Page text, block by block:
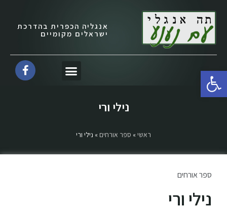
פתח סרגל נגישות
אנגליה הכפרית בהדרכת
ישראלים מקומיים
נילי ורי
ראשי » ספר אורחים » נילי ורי
ספר אורחים
נילי ורי